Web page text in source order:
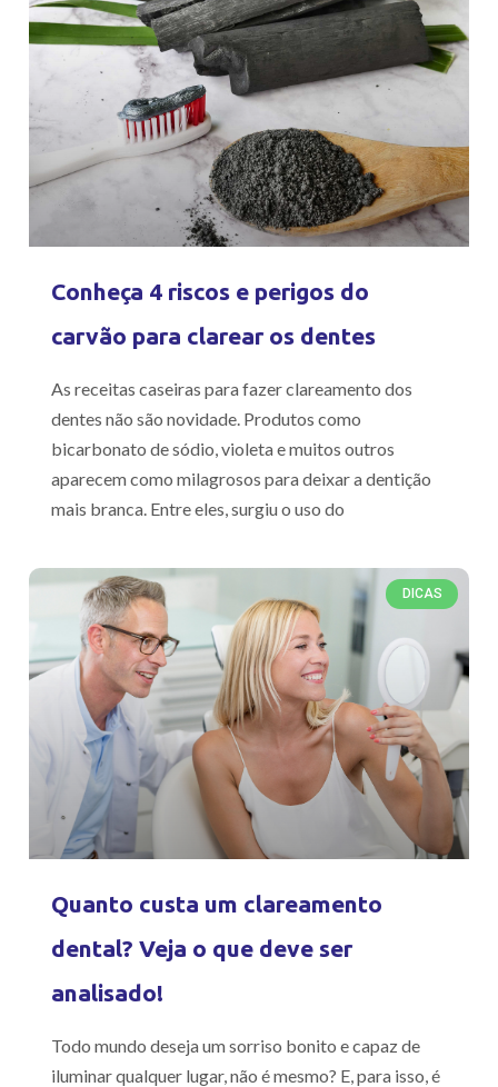
Conheça 4 riscos e perigos do
carvão para clarear os dentes
As receitas caseiras para fazer clareamento dos
dentes não são novidade. Produtos como
bicarbonato de sódio, violeta e muitos outros
aparecem como milagrosos para deixar a dentição
mais branca. Entre eles, surgiu o uso do
DICAS
Quanto custa um clareamento
dental? Veja o que deve ser
analisado!
Todo mundo deseja um sorriso bonito e capaz de
iluminar qualquer lugar, não é mesmo? E, para isso, é